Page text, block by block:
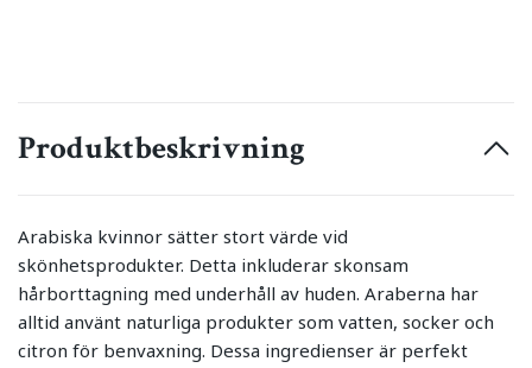
Produktbeskrivning
Arabiska kvinnor sätter stort värde vid
skönhetsprodukter. Detta inkluderar skonsam
hårborttagning med underhåll av huden. Araberna har
alltid använt naturliga produkter som vatten, socker och
citron för benvaxning. Dessa ingredienser är perfekt